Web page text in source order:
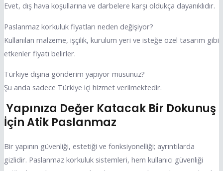
Evet, dış hava koşullarına ve darbelere karşı oldukça dayanıklıdır.
Paslanmaz korkuluk fiyatları neden değişiyor?
Kullanılan malzeme, işçilik, kurulum yeri ve isteğe özel tasarım gibi
etkenler fiyatı belirler.
Türkiye dışına gönderim yapıyor musunuz?
Şu anda sadece Türkiye içi hizmet verilmektedir.
Yapınıza Değer Katacak Bir Dokunuş
İçin Atik Paslanmaz
Bir yapının güvenliği, estetiği ve fonksiyonelliği; ayrıntılarda
gizlidir. Paslanmaz korkuluk sistemleri, hem kullanıcı güvenliği